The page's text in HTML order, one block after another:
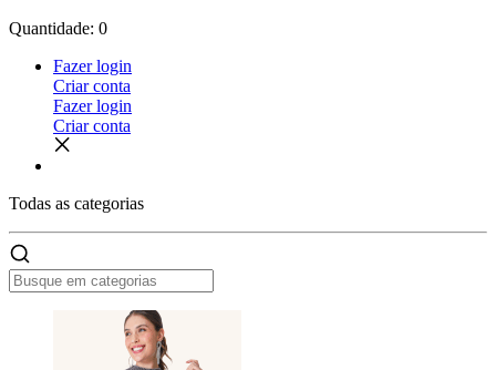
Quantidade: 0
Fazer login
Criar conta
Fazer login
Criar conta
Todas as categorias